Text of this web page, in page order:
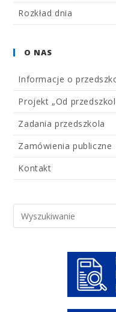
Rozkład dnia
O NAS
Informacje o
Projekt „Od
Zadania przedszkola
Zamówienia publiczne
Kontakt